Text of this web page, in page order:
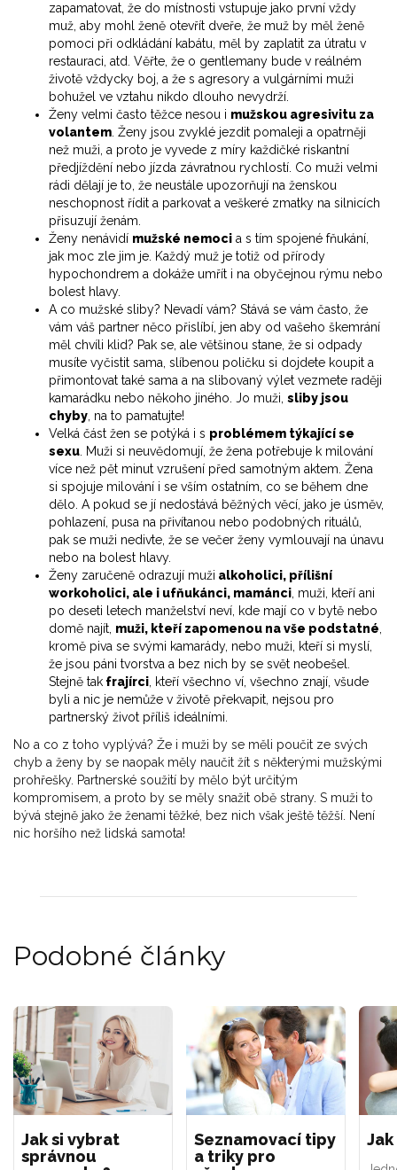
zapamatovat, že do místnosti vstupuje jako první vždy
muž, aby mohl ženě otevřít dveře, že muž by měl ženě
pomoci při odkládání kabátu, měl by zaplatit za útratu v
restauraci, atd. Věřte, že o gentlemany bude v reálném
životě vždycky boj, a že s agresory a vulgárními muži
bohužel ve vztahu nikdo dlouho nevydrží.
Ženy velmi často těžce nesou i mužskou agresivitu za
volantem. Ženy jsou zvyklé jezdit pomaleji a opatrněji
než muži, a proto je vyvede z míry každičké riskantní
předjíždění nebo jízda závratnou rychlostí. Co muži velmi
rádi dělají je to, že neustále upozorňují na ženskou
neschopnost řídit a parkovat a veškeré zmatky na silnicích
přisuzují ženám.
Ženy nenávidí mužské nemoci a s tím spojené fňukání,
jak moc zle jim je. Každý muž je totiž od přírody
hypochondrem a dokáže umřít i na obyčejnou rýmu nebo
bolest hlavy.
A co mužské sliby? Nevadí vám? Stává se vám často, že
vám váš partner něco přislíbí, jen aby od vašeho škemrání
měl chvíli klid? Pak se, ale většinou stane, že si odpady
musíte vyčistit sama, slíbenou poličku si dojdete koupit a
přimontovat také sama a na slibovaný výlet vezmete raději
kamarádku nebo někoho jiného. Jo muži, sliby jsou
chyby, na to pamatujte!
Velká část žen se potýká i s problémem týkající se
sexu. Muži si neuvědomují, že žena potřebuje k milování
více než pět minut vzrušení před samotným aktem. Žena
si spojuje milování i se vším ostatním, co se během dne
dělo. A pokud se jí nedostává běžných věcí, jako je úsměv,
pohlazení, pusa na přivítanou nebo podobných rituálů,
pak se muži nedivte, že se večer ženy vymlouvají na únavu
nebo na bolest hlavy.
Ženy zaručeně odrazují muži alkoholici, přílišní
workoholici, ale i ufňukánci, mamánci, muži, kteří ani
po deseti letech manželství neví, kde mají co v bytě nebo
domě najít, muži, kteří zapomenou na vše podstatné,
kromě piva se svými kamarády, nebo muži, kteří si myslí,
že jsou páni tvorstva a bez nich by se svět neobešel.
Stejně tak frajírci, kteří všechno ví, všechno znají, všude
byli a nic je nemůže v životě překvapit, nejsou pro
partnerský život příliš ideálními.
No a co z toho vyplývá? Že i muži by se měli poučit ze svých
chyb a ženy by se naopak měly naučit žít s některými mužskými
prohřešky. Partnerské soužití by mělo být určitým
kompromisem, a proto by se měly snažit obě strany. S muži to
bývá stejně jako že ženami těžké, bez nich však ještě těžší. Není
nic horšího než lidská samota!
Podobné články
Jak si vybrat
správnou
Seznamovací tipy
a triky pro